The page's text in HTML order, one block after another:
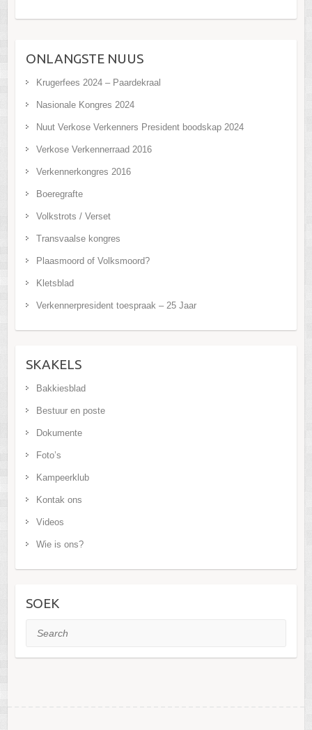
ONLANGSTE NUUS
Krugerfees 2024 – Paardekraal
Nasionale Kongres 2024
Nuut Verkose Verkenners President boodskap 2024
Verkose Verkennerraad 2016
Verkennerkongres 2016
Boeregrafte
Volkstrots / Verset
Transvaalse kongres
Plaasmoord of Volksmoord?
Kletsblad
Verkennerpresident toespraak – 25 Jaar
SKAKELS
Bakkiesblad
Bestuur en poste
Dokumente
Foto’s
Kampeerklub
Kontak ons
Videos
Wie is ons?
SOEK
Search